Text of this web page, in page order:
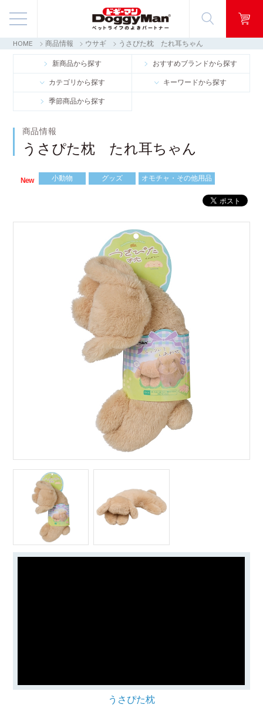
商品情報
映像ギャラリー
お客様窓口・Q＆A
会社情報
HOME 商品情報 ウサギ うさぴた枕 たれ耳ちゃん
新商品から探す おすすめブランドから探す
カテゴリから探す キーワードから探す
季節商品から探す
商品情報
うさぴた枕 たれ耳ちゃん
New 小動物 グッズ オモチャ・その他用品
うさぴた枕